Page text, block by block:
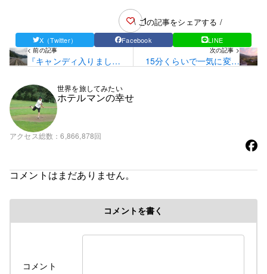
1
\ この記事をシェアする /
X（Twitter） Facebook LINE
< 前の記事
『キャンディ入りまし
次の記事 >
15分くらいで一気に変わ
世界を旅してみたい
ホテルマンの幸せ
アクセス総数 6,866,878回
コメントはまだありません。
コメントを書く
コメント